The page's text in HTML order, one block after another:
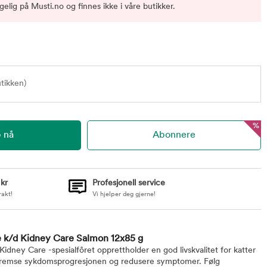
på Musti.no og finnes ikke i våre butikker.
%
Profesjonell service
Vi hjelper deg gjerne!
d Kidney Care Salmon 12x85 g
Care -spesialfôret opprettholder en god livskvalitet for katter
sykdomsprogresjonen og redusere symptomer. Følg